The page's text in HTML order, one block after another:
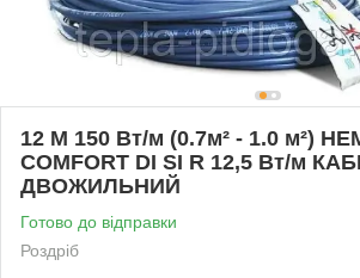
12 М 150 Вт/м (0.7м² - 1.0 м²)
COMFORT DI SI R 12,5 Вт/м
ДВОЖИЛЬНИЙ
Готово до відправки
Роздріб